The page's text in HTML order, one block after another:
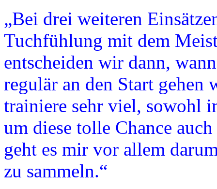
„Bei drei weiteren
Tuchfühlung mit dem
entscheiden wir dann,
regulär an den Start gehen
trainiere sehr viel, sowohl
um diese tolle Chance
geht es mir vor allem
zu sammeln.“